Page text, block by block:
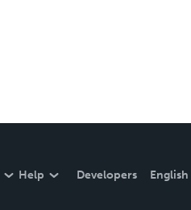
Help Developers English